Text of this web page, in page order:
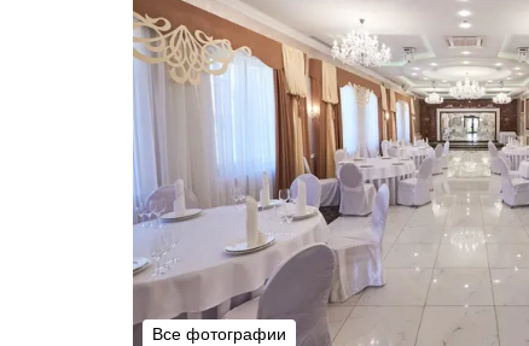
Все фотографии
Все фотографии